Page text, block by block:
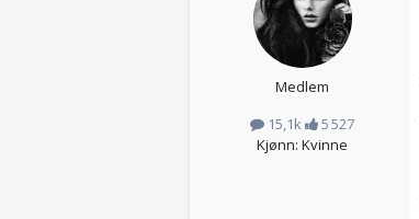
Medlem
15,1k
5 527
Kjønn: Kvinne